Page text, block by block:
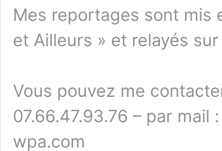
Mes reportages sont mis
et Ailleurs » et relayés
Vous pouvez me
07.66.47.93.76 – par mail
wpa.com